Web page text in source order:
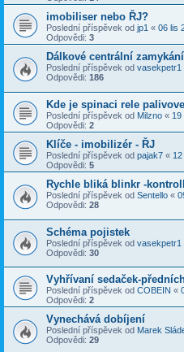
imobiliser nebo ŘJ?
Poslední příspěvek od jp1 « 06 lis
Odpovědi: 3
Dálkové centrální zamykání
Poslední příspěvek od vasekpetr1
Odpovědi: 186
Kde je spinaci rele
Poslední příspěvek od Milzno « 19
Odpovědi: 2
Klíče - imobilizér - ŘJ
Poslední příspěvek od pajak7 «
Odpovědi: 5
Rychle bliká blinkr -
Poslední příspěvek od Sentello «
Odpovědi: 28
Schéma pojistek
Poslední příspěvek od vasekpetr1
Odpovědi: 30
Vyhřívaní sedaček-
Poslední příspěvek od COBEIN «
Odpovědi: 2
Vynechává dobíjení
Poslední příspěvek od Marek
Odpovědi: 29